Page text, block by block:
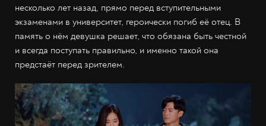
несколько лет назад, прямо перед вступительными
экзаменами в университет, героически погиб её отец. В
память о нём девушка решает, что обязана быть честной
и всегда поступать правильно, и именно такой она
предстаёт перед зрителем.